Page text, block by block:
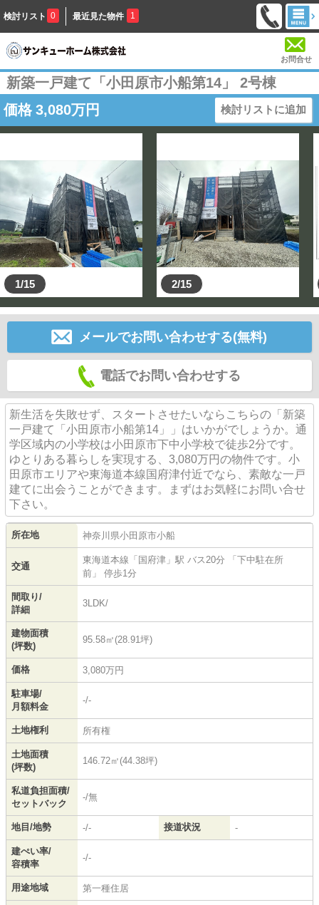
検討リスト 0 最近見た物件 1
お問合せ
新築一戸建て「小田原市小船第14」 2号棟
価格 3,080万円 検討リストに追加
1/15 2/15
メールでお問い合わせする(無料)
電話でお問い合わせする
新生活を失敗せず、スタートさせたいならこちらの「新築
一戸建て「小田原市小船第14」」はいかがでしょうか。通
学区域内の小学校は小田原市下中小学校で徒歩2分です。
ゆとりある暮らしを実現する、3,080万円の物件です。小
田原市エリアや東海道本線国府津付近でなら、素敵な一戸
建てに出会うことができます。まずはお気軽にお問い合せ
下さい。
所在地 神奈川県小田原市小船
交通
東海道本線 「 国府津 」駅 バス20分 「下中駐在所
前」 停歩1分
間取り/
詳細
3LDK/
建物面積
(坪数)
95.58㎡(28.91坪)
価格 3,080万円
駐車場/
月額料金
-/-
土地権利 所有権
土地面積
(坪数)
146.72㎡(44.38坪)
私道負担面積/
セットバック
-/無
地目/地勢 -/- 接道状況 -
建ぺい率/
容積率
-/-
用途地域 第一種住居